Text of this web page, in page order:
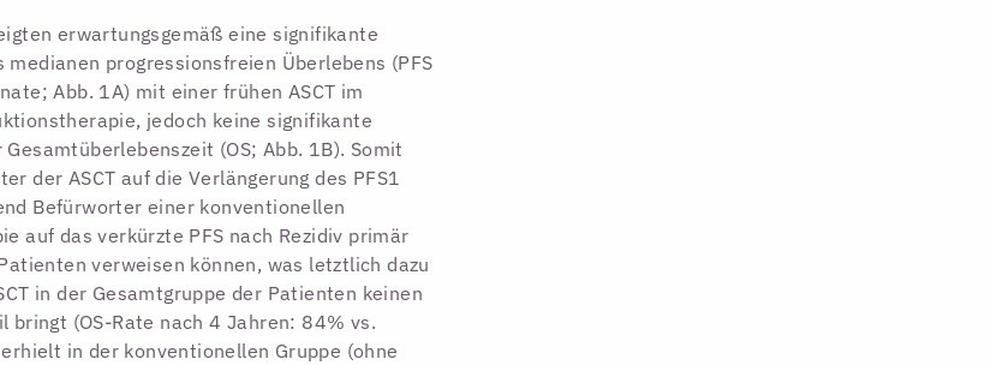
erwartungsgemäß eine signifikante
medianen progressionsfreien Überlebens (PFS
Abb. 1A) mit einer frühen ASCT im
jedoch keine signifikante
(OS; Abb. 1B). Somit
der ASCT auf die Verlängerung des PFS1
Befürworter einer konventionellen
auf das verkürzte PFS nach Rezidiv primär
verweisen können, was letztlich dazu
in der Gesamtgruppe der Patienten keinen
bringt (OS-Rate nach 4 Jahren: 84% vs.
in der konventionellen Gruppe (ohne